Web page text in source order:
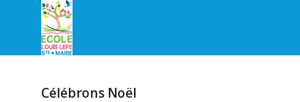
Célébrons Noël